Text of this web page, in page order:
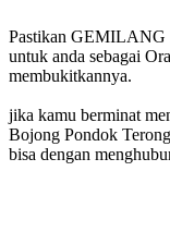
Pastikan GEMILANG
untuk anda sebagai
membukitkannya.
jika kamu berminat
Bojong Pondok
bisa dengan